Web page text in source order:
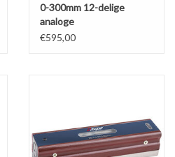
0-300mm 12-delige
analoge
buitenmicrometerset van
€595,00